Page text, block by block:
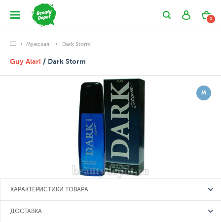
0
Мужская Dark Storm
Guy Alari / Dark Storm
М
ХАРАКТЕРИСТИКИ ТОВАРА
ДОСТАВКА